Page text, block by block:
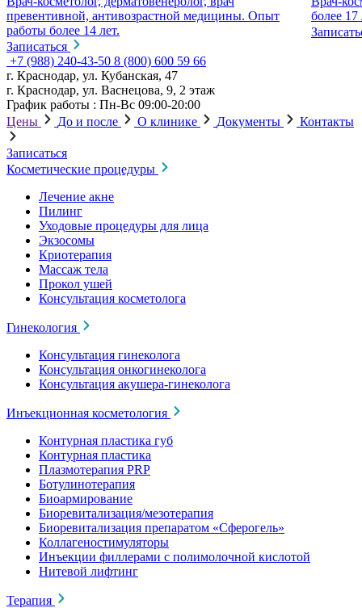
превентивной, антивозрастной медицины. Опыт
работы более 14 лет.
Записаться
более 17
+7 (988) 240-43-50 8 (800) 600 59 66
г. Краснодар, ул. Кубанская, 47
г. Краснодар, ул. Васнецова, 9, 2 этаж
График работы : Пн-Вс 09:00-20:00
Цены
До и после О клинике Документы Контакты
Записаться
Косметические процедуры
Лечение акне
Пилинг
Уходовые процедуры для лица
Экзосомы
Криотерапия
Массаж тела
Прокол ушей
Консультация косметолога
Гинекология
Консультация гинеколога
Консультация онкогинеколога
Консультация акушера-гинеколога
Инъекционная косметология
Контурная пластика губ
Контурная пластика
Плазмотерапия PRP
Ботулинотерапия
Биоармирование
Биоревитализация/мезотерапия
Биоревитализация препаратом «Сферогель»
Коллагеностимуляторы
Инъекции филлерами с полимолочной кислотой
Нитевой лифтинг
Терапия